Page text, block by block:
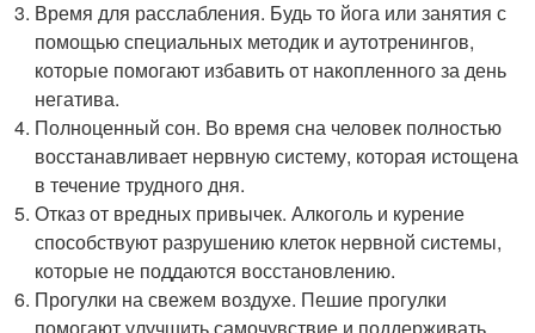
Время для расслабления. Будь то йога или занятия с
помощью специальных методик и аутотренингов,
которые помогают избавить от накопленного за день
негатива.
Полноценный сон. Во время сна человек полностью
восстанавливает нервную систему, которая истощена
в течение трудного дня.
Отказ от вредных привычек. Алкоголь и курение
способствуют разрушению клеток нервной системы,
которые не поддаются восстановлению.
Прогулки на свежем воздухе. Пешие прогулки